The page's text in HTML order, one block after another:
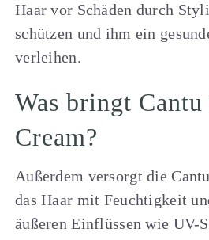
Haar vor Schäden durch
schützen und ihm ein
verleihen.
Was bringt
Cream?
Außerdem versorgt die
das Haar mit Feuchtigkeit
äußeren Einflüssen wie UV-